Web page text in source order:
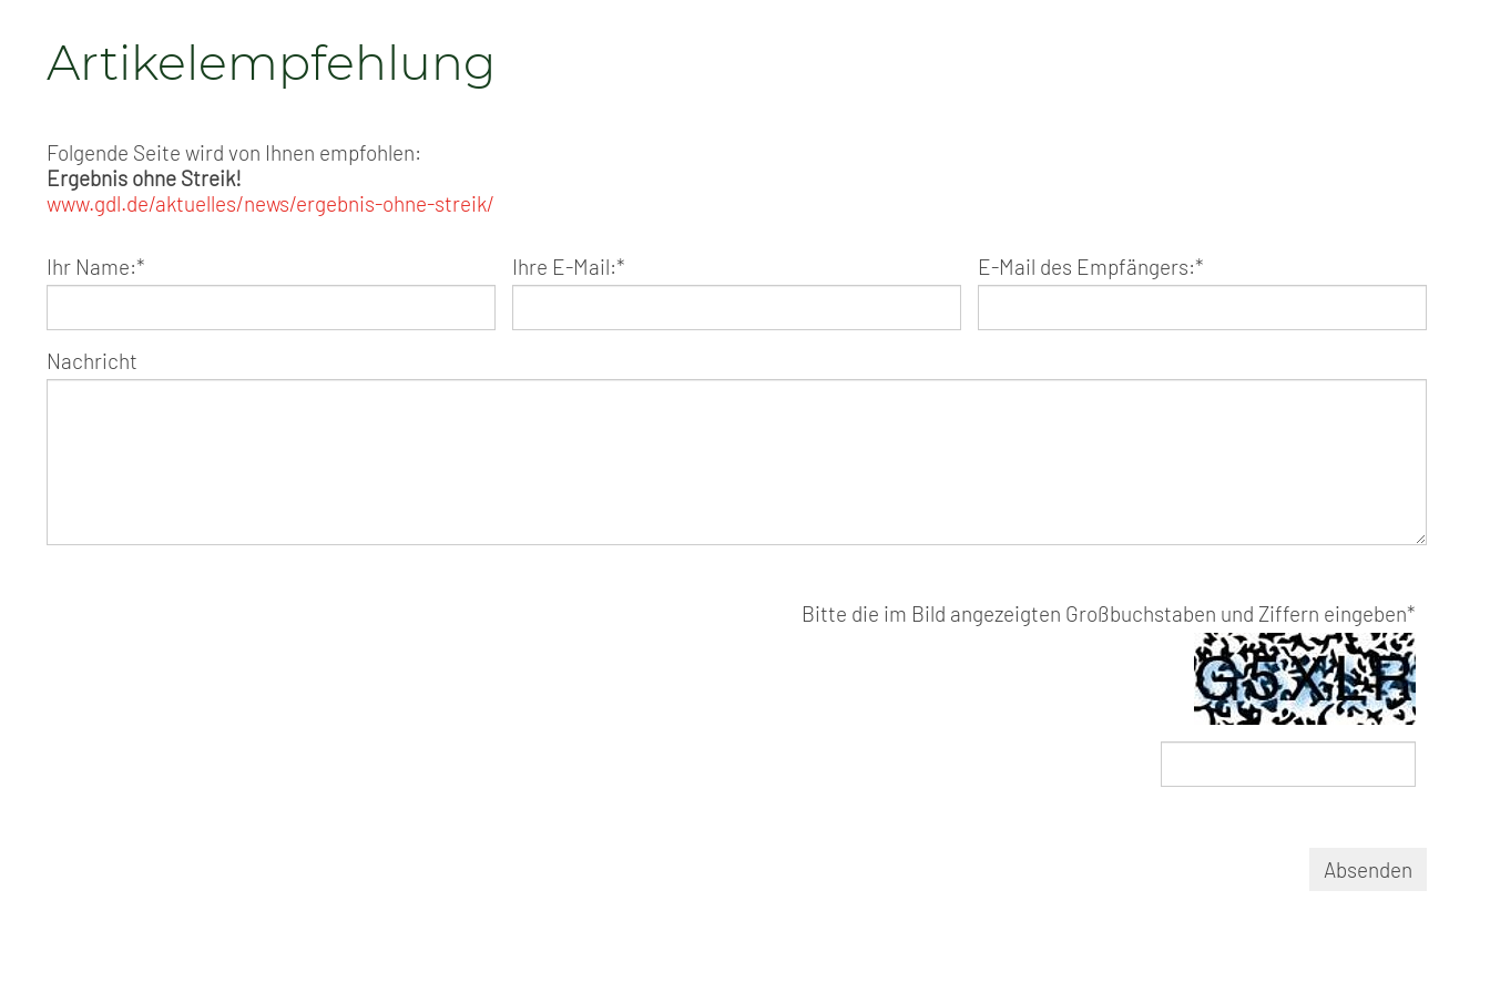
Artikelempfehlung
Folgende Seite wird von Ihnen empfohlen:
Ergebnis ohne Streik!
www.gdl.de/aktuelles/news/ergebnis-ohne-streik/
Ihr Name:* Ihre E-Mail:* E-Mail des Empfängers:*
Nachricht
Bitte die im Bild angezeigten Großbuchstaben und Ziffern eingeben*
Absenden